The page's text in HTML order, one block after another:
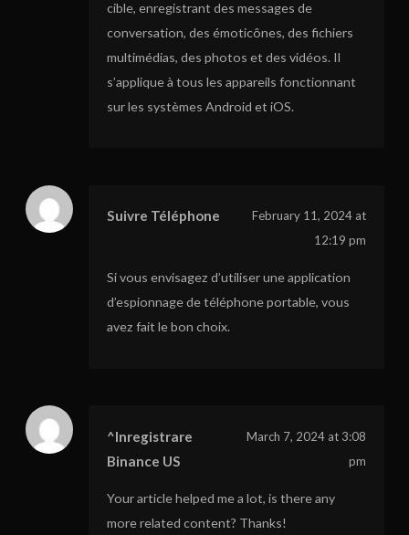
cible, enregistrant des messages de
conversation, des émoticônes, des fichiers
multimédias, des photos et des vidéos. Il
s’applique à tous les appareils fonctionnant
sur les systèmes Android et iOS.
Suivre Téléphone
February 11, 2024 at
12:19 pm
Si vous envisagez d’utiliser une application
d’espionnage de téléphone portable, vous
avez fait le bon choix.
^Inregistrare
Binance US
March 7, 2024 at 3:08
pm
Your article helped me a lot, is there any
more related content? Thanks!